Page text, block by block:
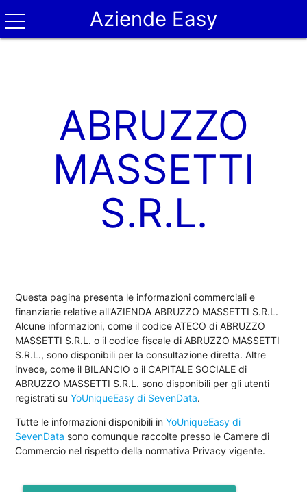
Aziende Easy
ABRUZZO
MASSETTI
S.R.L.
Questa pagina presenta le informazioni commerciali e
finanziarie relative all'AZIENDA ABRUZZO MASSETTI S.R.L.
Alcune informazioni, come il codice ATECO di ABRUZZO
MASSETTI S.R.L. o il codice fiscale di ABRUZZO MASSETTI
S.R.L., sono disponibili per la consultazione diretta. Altre
invece, come il BILANCIO o il CAPITALE SOCIALE di
ABRUZZO MASSETTI S.R.L. sono disponibili per gli utenti
registrati suYoUniqueEasy di SevenData.
Tutte le informazioni disponibili inYoUniqueEasy di
SevenData sono comunque raccolte presso le Camere di
Commercio nel rispetto della normativa Privacy vigente.